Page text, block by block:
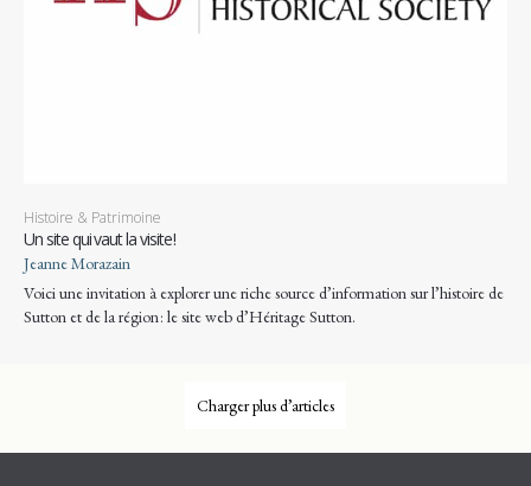
Histoire & Patrimoine
Un site qui vaut la visite !
Jeanne Morazain
Voici une invitation à explorer une riche source d’information sur l’histoire de
Sutton et de la région : le site web d’Héritage Sutton.
Charger plus d’articles